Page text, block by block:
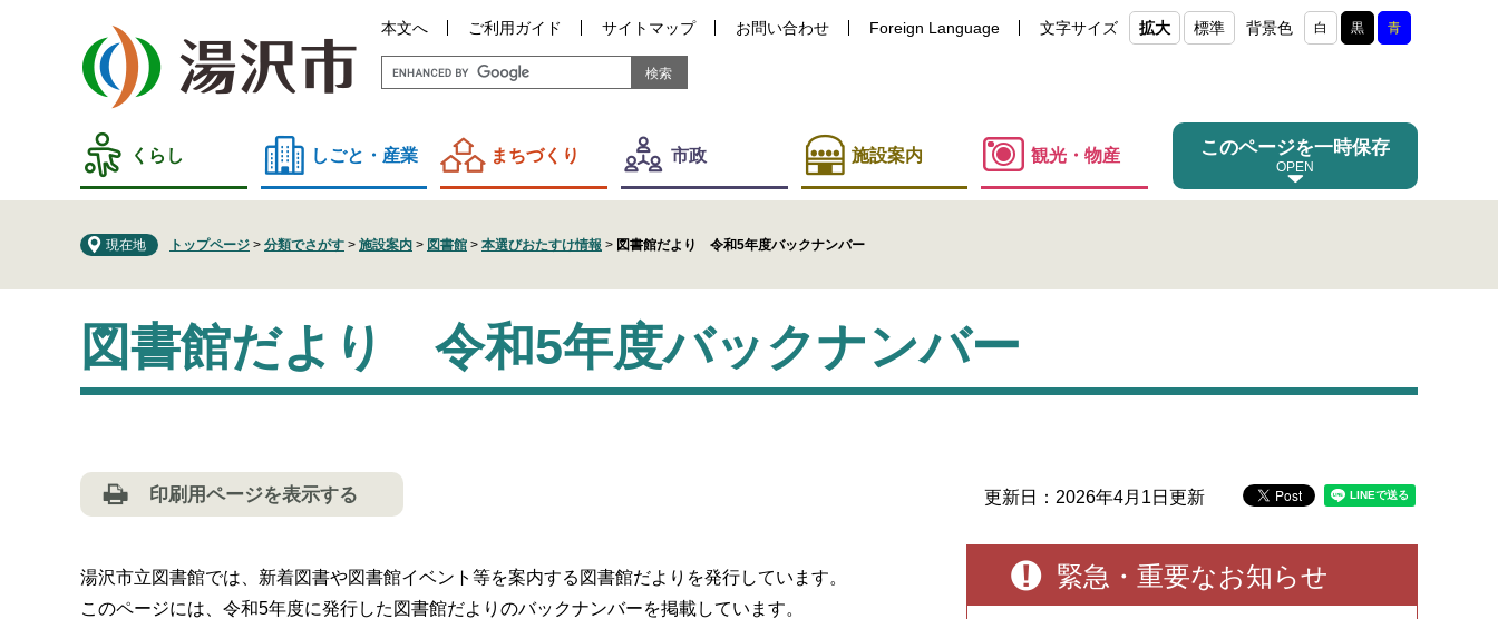
す
し
本文へ ご利用ガイド サイトマップ お問い合わせ Foreign Language 文字サイズ 拡大 標準 背景色 白 黒 青
くらし しごと・産業 まちづくり 市政 施設案内 観光・物産 このページを一時保存
現在地 トップページ > 分類でさがす > 施設案内 > 図書館 > 本選びおたすけ情報 > 図書館だより 令和5年度バックナンバー
文図書館だより 令和5年度バックナンバー
印刷用ページを表示する 更新日：2026年4月1日更新
湯沢市立図書館では、新着図書や図書館イベント等を案内する図書館だよりを発行しています。
このページには、令和5年度に発行した図書館だよりのバックナンバーを掲載しています。
緊急・重要なお知らせ